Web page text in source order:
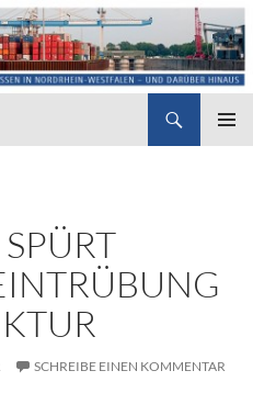
SCHREIBE EINEN KOMMENTAR